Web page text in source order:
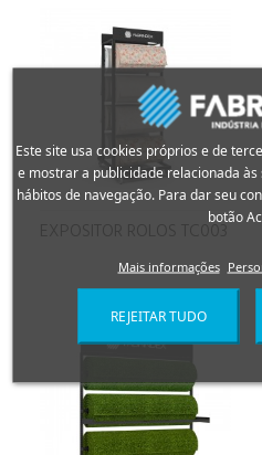
Este site usa cookies próprios e de
e mostrar a publicidade relacionada
hábitos de navegação. Para dar seu
botão
Mais informações
REJEITAR TUDO